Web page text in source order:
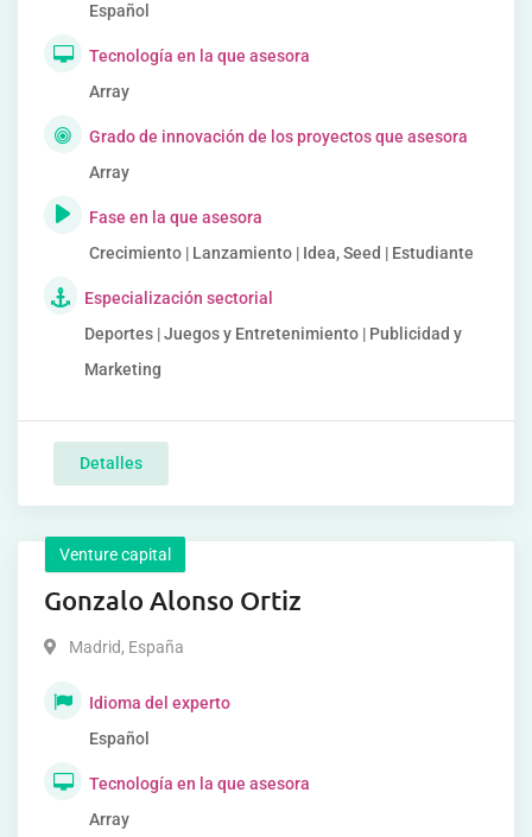
Español
Tecnología en la que asesora
Array
Grado de innovación de los proyectos que asesora
Array
Fase en la que asesora
Crecimiento | Lanzamiento | Idea, Seed | Estudiante
Especialización sectorial
Deportes | Juegos y Entretenimiento | Publicidad y
Marketing
Detalles
Venture capital
Gonzalo Alonso Ortiz
Madrid, España
Idioma del experto
Español
Tecnología en la que asesora
Array